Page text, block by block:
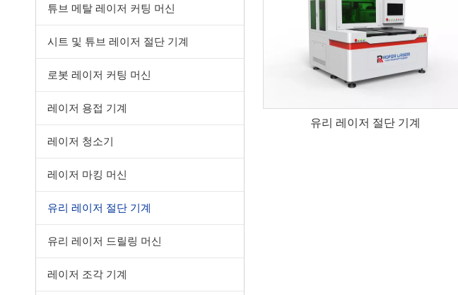
튜브 메탈 레이저 커팅 머신
시트 및 튜브 레이저 절단 기계
로봇 레이저 커팅 머신
레이저 용접 기계
레이저 청소기
레이저 마킹 머신
유리 레이저 절단 기계
유리 레이저 드릴링 머신
레이저 조각 기계
유리 레이저 절단 기계